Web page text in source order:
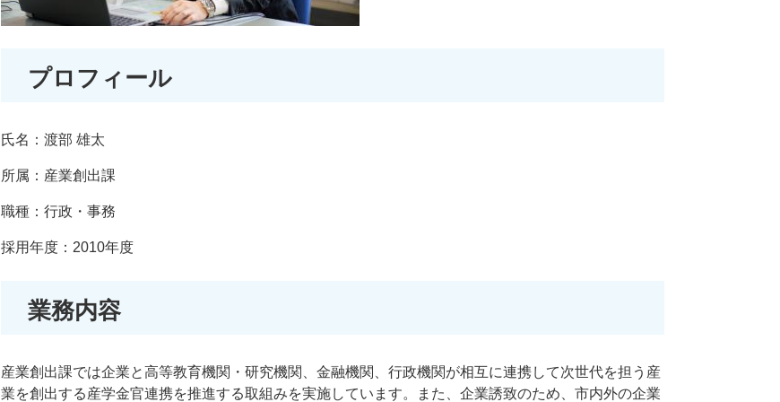
プロフィール
氏名：渡部 雄太
所属：産業創出課
職種：行政・事務
採用年度：2010年度
業務内容
産業創出課では企業と高等教育機関・研究機関、金融機関、行政機関が相互に連携して次世代を担う産
業を創出する産学金官連携を推進する取組みを実施しています。また、企業誘致のため、市内外の企業